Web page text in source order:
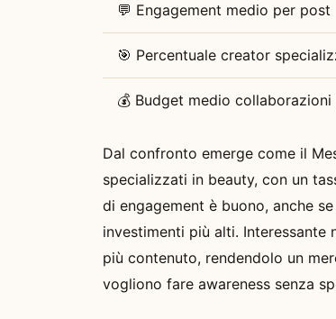
💬 Engagement medio per post
🎯 Percentuale creator
💰 Budget medio
Dal confronto emerge come il
specializzati in beauty, con un
di engagement è buono, anche
investimenti più alti.
più contenuto, rendendolo un
vogliono fare awareness senza